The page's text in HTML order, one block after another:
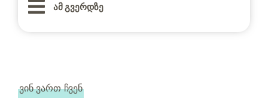
ამ გვერდზე
ვინ ვართ ჩვენ